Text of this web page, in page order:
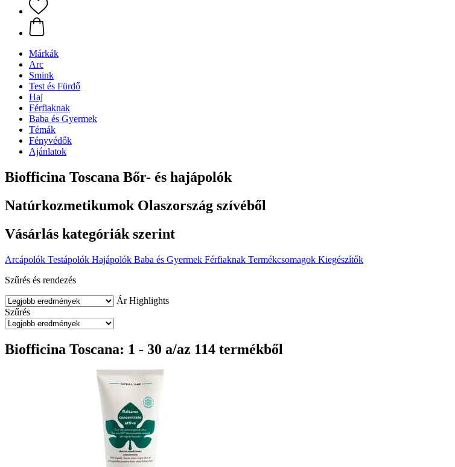
Márkák
Arc
Smink
Test és Fürdő
Haj
Férfiaknak
Baba és Gyermek
Témák
Fényvédők
Ajánlatok
Biofficina Toscana Bőr- és hajápolók
Natúrkozmetikumok Olaszország szívéből
Vásárlás kategóriák szerint
Arcápolók Testápolók Hajápolók Baba és Gyermek Férfiaknak Termékcsomagok Kiegészítők
Szűrés és rendezés
Ár Highlights
Szűrés
Biofficina Toscana: 1 - 30 a/az 114 termékből